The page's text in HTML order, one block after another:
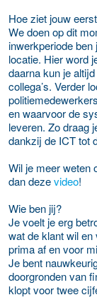
Hoe ziet jouw
We doen op dit
inwerkperiode
locatie. Hier word
daarna kun je
collega’s. Verder
en waarvoor de
leveren. Zo draag
dankzij de ICT tot
Wil je meer weten
dan dezevideo!
Wie ben jij?
Je voelt je erg
wat de klant wil en
prima af en voor
Je bent
doorgronden van
klopt voor twee